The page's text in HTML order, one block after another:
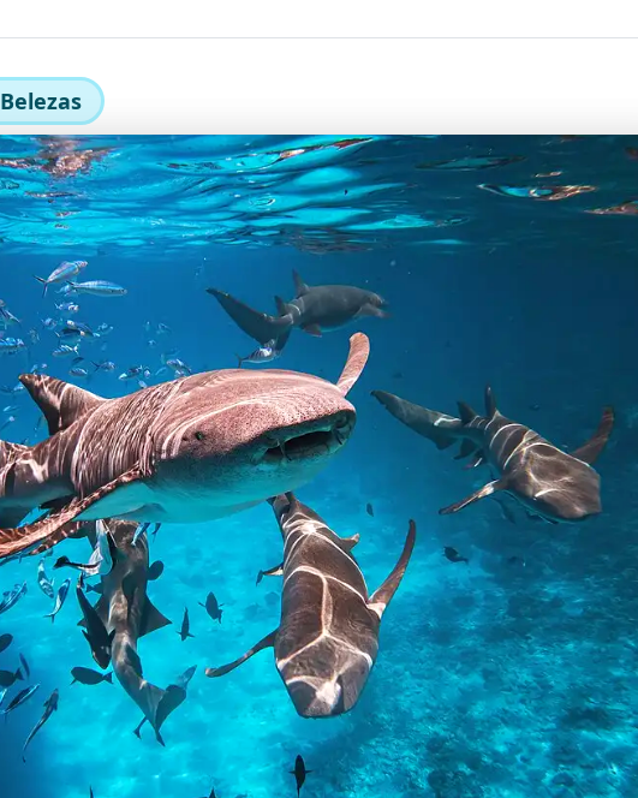
Belezas